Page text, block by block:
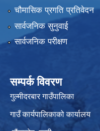
चौमासिक प्रगति प्रतिवेदन
सार्वजनिक सुनुवाई
सार्वजनिक परीक्षण
सम्पर्क विवरण
गुल्मीदरबार गाउँपालिका
गाउँ कार्यपालिकाको कार्यालय